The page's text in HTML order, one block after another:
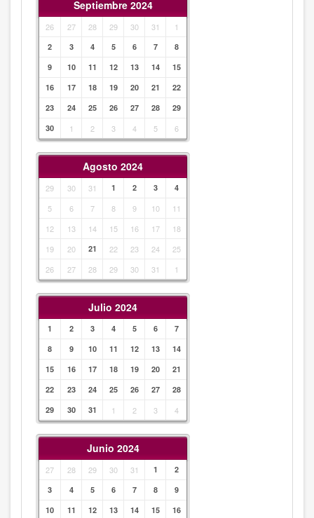
Septiembre 2024
26 27 28 29 30 31 1
2 3 4 5 6 7
8
9
10 11 12 13 14
15
16
17 18 19 20 21
22
23
24 25 26 27 28
29
30
1 2 3 4 5 6
Agosto 2024
29 30 31 1 2 3 4
5 6 7 8 9 10
11
12
13 14 15 16 17
18
19
20 21 22 23 24
25
26
27 28 29 30 31 1
Julio 2024
1 2 3 4 5 6
7
8
9 10 11 12 13
14
15
16 17 18 19 20
21
22
23 24 25 26 27
28
29
30 31 1 2 3 4
Junio 2024
27 28 29 30 31 1
2
3
4 5 6 7 8
9
10
11 12 13 14 15
16